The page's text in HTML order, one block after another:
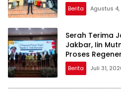
Berita Agustus
Serah Terima
Jakbar, Iin
Proses
Pelayanan Publik
Berita Juli 31,